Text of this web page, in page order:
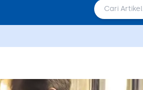
Informasi Perusahaan
Moka Learning Hub